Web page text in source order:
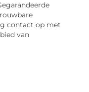
contact op met
van